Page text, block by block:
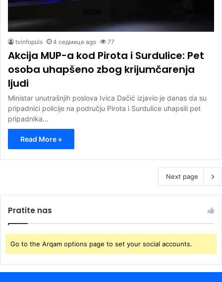
tvinfopuls 4 седмице ago 77
Akcija MUP-a kod Pirota i Surdulice: Pet
osoba uhapšeno zbog krijumčarenja
ljudi
Ministar unutrašnjih poslova Ivica Dačić izjavio je danas da su
pripadnici policije na području Pirota i Surdulice uhapsili pet
pripadnika…
Read More »
Next page
Pratite nas
Go to the Arqam options page to set your social accounts.